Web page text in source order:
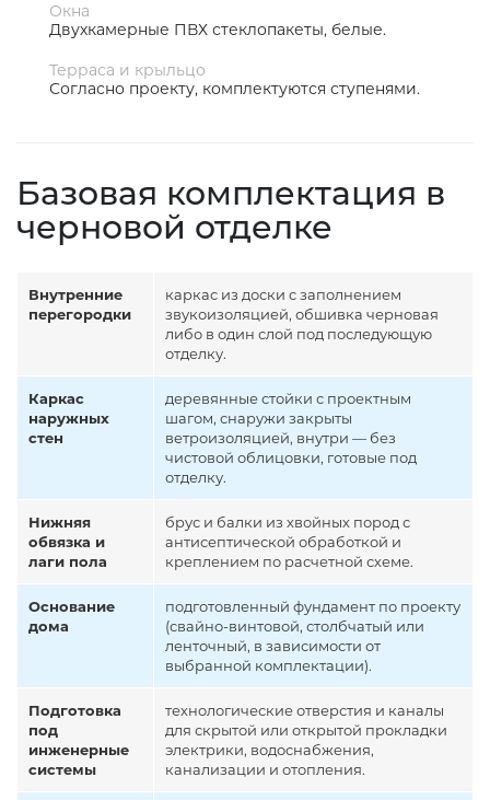
Окна
Двухкамерные ПВХ стеклопакеты, белые.
Терраса и крыльцо
Согласно проекту, комплектуются ступенями.
Базовая комплектация в
черновой отделке
Внутренние
перегородки
каркас из доски с заполнением
звукоизоляцией, обшивка черновая
либо в один слой под последующую
отделку.
Каркас
наружных
стен
деревянные стойки с проектным
шагом, снаружи закрыты
ветроизоляцией, внутри — без
чистовой облицовки, готовые под
отделку.
Нижняя
обвязка и
лаги пола
брус и балки из хвойных пород с
антисептической обработкой и
креплением по расчетной схеме.
Основание
дома
подготовленный фундамент по проекту
(свайно-винтовой, столбчатый или
ленточный, в зависимости от
выбранной комплектации).
Подготовка
под
инженерные
системы
технологические отверстия и каналы
для скрытой или открытой прокладки
электрики, водоснабжения,
канализации и отопления.